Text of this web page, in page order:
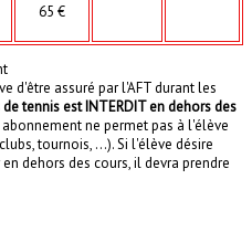
65 €
d'être assuré par l'AFT durant les
tennis est INTERDIT en dehors des
abonnement ne permet pas à l'élève
tournois, ...). Si l'élève désire
dehors des cours, il devra prendre